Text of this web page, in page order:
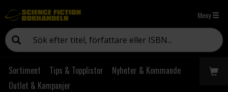
Meny
Sortiment Tips & Topplistor
Nyheter & Kommande
Outlet & Kampanjer